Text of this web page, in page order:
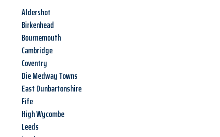
Aldershot
Birkenhead
Bournemouth
Cambridge
Coventry
Die Medway Towns
East Dunbartonshire
Fife
High Wycombe
Leeds